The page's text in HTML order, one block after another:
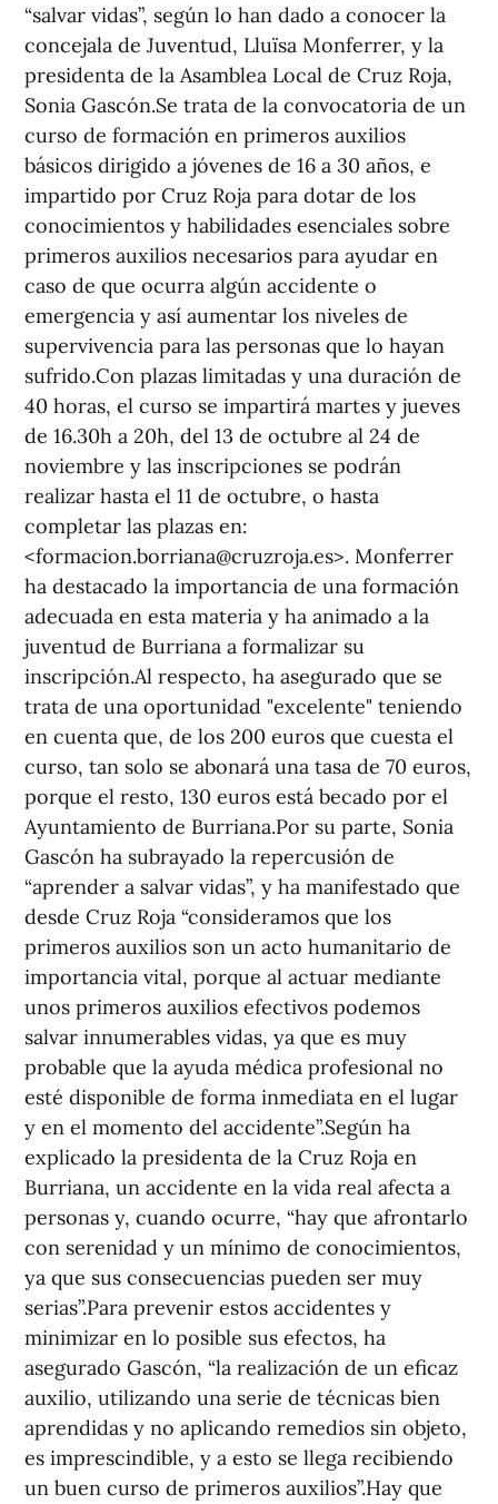
“salvar vidas”, según lo han dado a conocer la
concejala de Juventud, Lluïsa Monferrer, y la
presidenta de la Asamblea Local de Cruz Roja,
Sonia Gascón.Se trata de la convocatoria de un
curso de formación en primeros auxilios
básicos dirigido a jóvenes de 16 a 30 años, e
impartido por Cruz Roja para dotar de los
conocimientos y habilidades esenciales sobre
primeros auxilios necesarios para ayudar en
caso de que ocurra algún accidente o
emergencia y así aumentar los niveles de
supervivencia para las personas que lo hayan
sufrido.Con plazas limitadas y una duración de
40 horas, el curso se impartirá martes y jueves
de 16.30h a 20h, del 13 de octubre al 24 de
noviembre y las inscripciones se podrán
realizar hasta el 11 de octubre, o hasta
completar las plazas en:
<formacion.borriana@cruzroja.es>. Monferrer
ha destacado la importancia de una formación
adecuada en esta materia y ha animado a la
juventud de Burriana a formalizar su
inscripción.Al respecto, ha asegurado que se
trata de una oportunidad "excelente" teniendo
en cuenta que, de los 200 euros que cuesta el
curso, tan solo se abonará una tasa de 70 euros,
porque el resto, 130 euros está becado por el
Ayuntamiento de Burriana.Por su parte, Sonia
Gascón ha subrayado la repercusión de
“aprender a salvar vidas”, y ha manifestado que
desde Cruz Roja “consideramos que los
primeros auxilios son un acto humanitario de
importancia vital, porque al actuar mediante
unos primeros auxilios efectivos podemos
salvar innumerables vidas, ya que es muy
probable que la ayuda médica profesional no
esté disponible de forma inmediata en el lugar
y en el momento del accidente”.Según ha
explicado la presidenta de la Cruz Roja en
Burriana, un accidente en la vida real afecta a
personas y, cuando ocurre, “hay que afrontarlo
con serenidad y un mínimo de conocimientos,
ya que sus consecuencias pueden ser muy
serias”.Para prevenir estos accidentes y
minimizar en lo posible sus efectos, ha
asegurado Gascón, “la realización de un eficaz
auxilio, utilizando una serie de técnicas bien
aprendidas y no aplicando remedios sin objeto,
es imprescindible, y a esto se llega recibiendo
un buen curso de primeros auxilios”.Hay que